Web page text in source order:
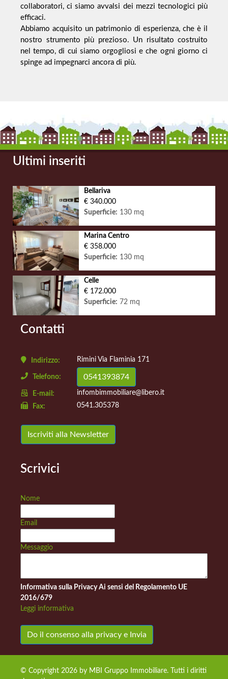
collaboratori, ci siamo avvalsi dei mezzi tecnologici più
efficaci.
Abbiamo acquisito un patrimonio di esperienza, che è il
nostro strumento più prezioso. Un risultato costruito
nel tempo, di cui siamo orgogliosi e che ogni giorno ci
spinge ad impegnarci ancora di più.
Ultimi inseriti
Bellariva
€ 340.000
Superficie: 130 mq
Marina Centro
€ 358.000
Superficie: 130 mq
Celle
€ 172.000
Superficie: 72 mq
Contatti
Indirizzo: Rimini Via Flaminia 171
Telefono: 0541393874
E-mail:
infombimmobiliare@libero.it
Fax:
0541.305378
Iscriviti alla Newsletter
Scrivici
Nome
Email
Messaggio
Informativa sulla Privacy Ai sensi del Regolamento UE
2016/679
Leggi informativa
Do il consenso alla privacy e Invia
© Copyright 2026 by MBI Gruppo Immobiliare. Tutti i diritti